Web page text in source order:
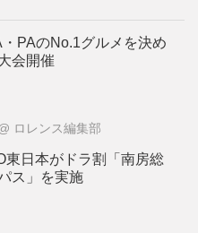
PAのNo.1グルメを決め
会開催
ロレンス編集部
東日本がドラ割「南房総
ス」を実施